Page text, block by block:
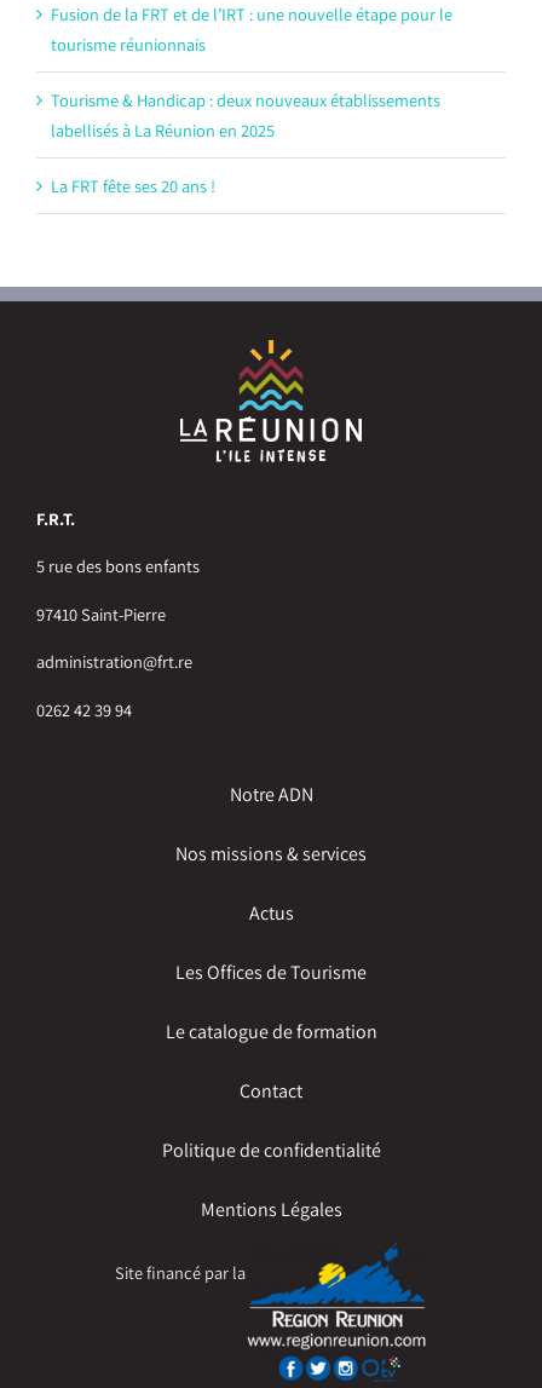
Fusion de la FRT et de l’IRT : une nouvelle étape pour le
tourisme réunionnais
Tourisme & Handicap : deux nouveaux établissements
labellisés à La Réunion en 2025
La FRT fête ses 20 ans !
F.R.T.
5 rue des bons enfants
97410 Saint-Pierre
administration@frt.re
0262 42 39 94
Notre ADN
Nos missions & services
Actus
Les Offices de Tourisme
Le catalogue de formation
Contact
Politique de confidentialité
Mentions Légales
Site financé par la